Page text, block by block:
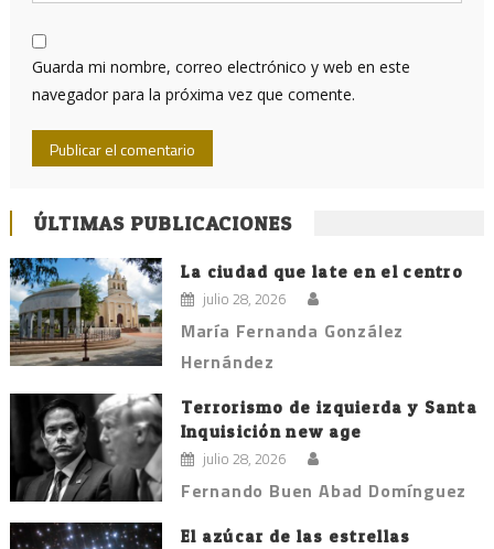
Guarda mi nombre, correo electrónico y web en este
navegador para la próxima vez que comente.
ÚLTIMAS PUBLICACIONES
La ciudad que late en el centro
julio 28, 2026
María Fernanda González
Hernández
Terrorismo de izquierda y Santa
Inquisición new age
julio 28, 2026
Fernando Buen Abad Domínguez
El azúcar de las estrellas